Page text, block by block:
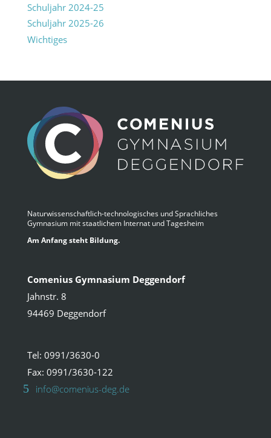
Schuljahr 2024-25
Schuljahr 2025-26
Wichtiges
Naturwissenschaftlich-technologisches und Sprachliches
Gymnasium mit staatlichem Internat und Tagesheim
Am Anfang steht Bildung.
Comenius Gymnasium Deggendorf
Jahnstr. 8
94469 Deggendorf
Tel: 0991/3630-0
Fax: 0991/3630-122
info@comenius-deg.de